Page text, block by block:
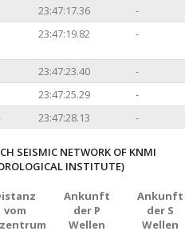
23:47:17.36
-
23:47:19.82 -
23:47:23.40
-
23:47:25.29
-
23:47:28.13 -
SEISMIC NETWORK OF KNMI
INSTITUTE)
vom
Ankunft
der P
Wellen
Ankunft
der S
Wellen